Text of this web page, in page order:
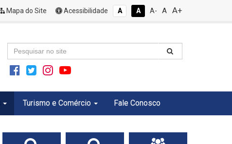
Mapa do Site Acessibilidade A A A- A A+
Turismo e Comércio Fale Conosco